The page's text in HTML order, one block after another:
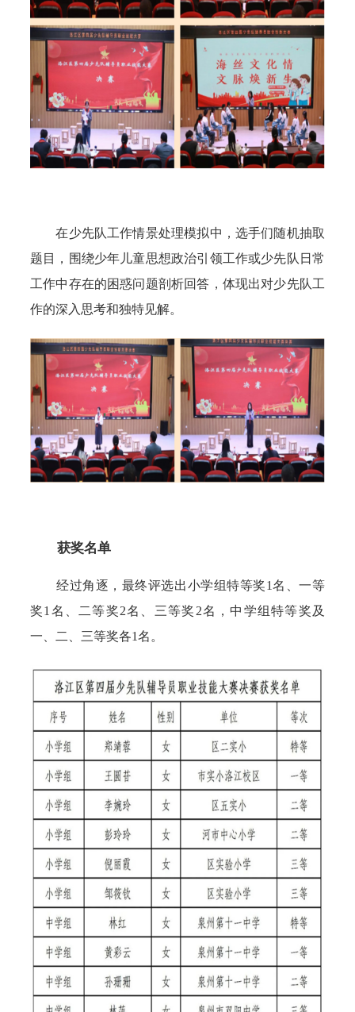
在少先队工作情景处理模拟中，选手们随机抽取
题目，围绕少年儿童思想政治引领工作或少先队日常
工作中存在的困惑问题剖析回答，体现出对少先队工
作的深入思考和独特见解。
获奖名单
经过角逐，最终评选出小学组特等奖1名、一等
奖1名、二等奖2名、三等奖2名，中学组特等奖及
一、二、三等奖各1名。